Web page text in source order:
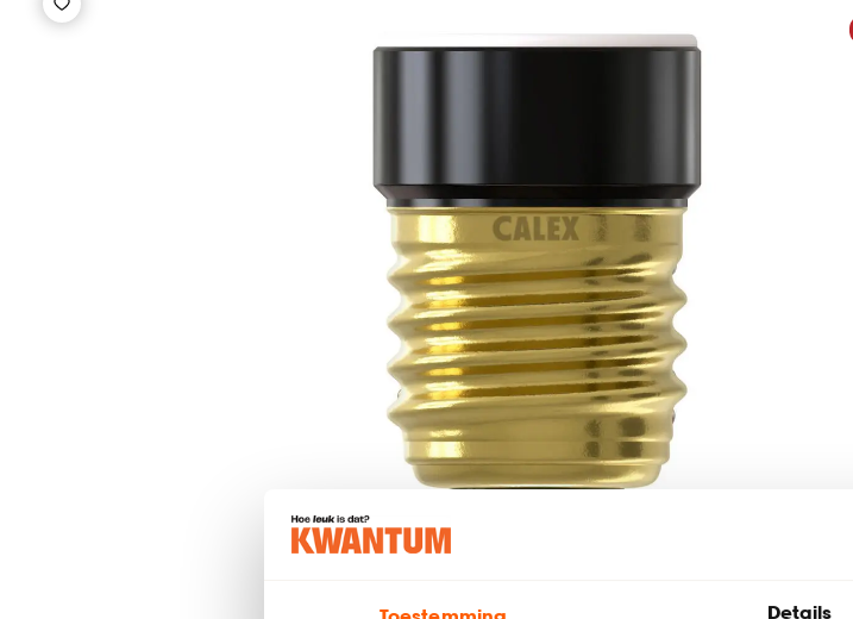
Details